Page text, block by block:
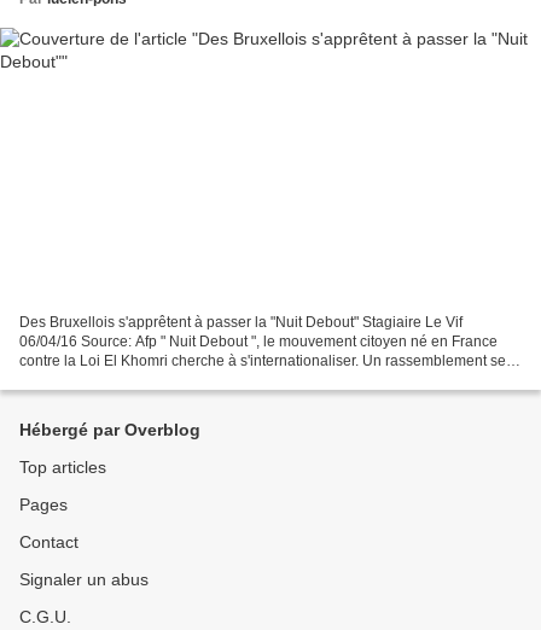
Des Bruxellois s'apprêtent à passer la "Nuit Debout" Stagiaire Le Vif
06/04/16 Source: Afp " Nuit Debout ", le mouvement citoyen né en France
contre la Loi El Khomri cherche à s'internationaliser. Un rassemblement se
Hébergé par Overblog
Top articles
Pages
Contact
Signaler un abus
C.G.U.